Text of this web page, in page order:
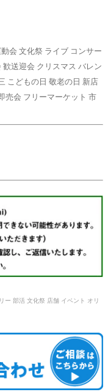
会 文化祭 ライブ コンサー
歓送迎会 クリスマス バレン
こどもの日 敬老の日 新店
売会 フリーマーケット 市
ー 部活 文化祭 店舗 イベント オリ